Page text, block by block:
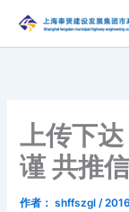
内
上传下
谨 共推
作者： shffszgl/